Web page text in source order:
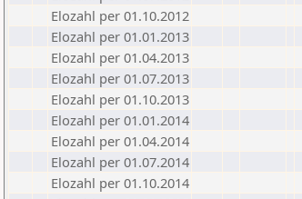
Elozahl per 01.10.2012
Elozahl per 01.01.2013
Elozahl per 01.04.2013
Elozahl per 01.07.2013
Elozahl per 01.10.2013
Elozahl per 01.01.2014
Elozahl per 01.04.2014
Elozahl per 01.07.2014
Elozahl per 01.10.2014